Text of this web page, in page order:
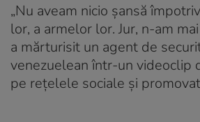
„Nu aveam nicio șansă
lor, a armelor lor. Jur, n-am
a mărturisit un agent de
venezuelean într-un videoclip
pe rețelele sociale și